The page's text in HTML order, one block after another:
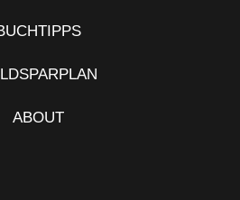
ABOUT